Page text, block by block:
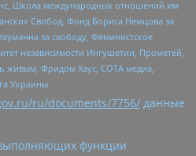
Школа международных отношений им
Свобод, Фонд Бориса Немцова за
за свободу, Феминистское
независимости Ингушетии, Прометей,
живым, Фридом Хаус, СОТА медиа,
Украины
ru/documents/7756/ данные
функции